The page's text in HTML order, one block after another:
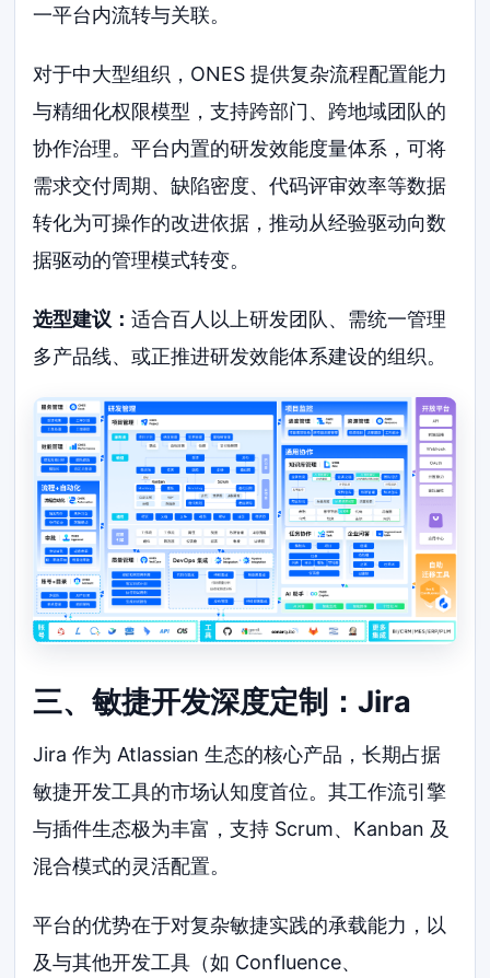
一平台内流转与关联。
对于中大型组织，ONES 提供复杂流程配置能力
与精细化权限模型，支持跨部门、跨地域团队的
协作治理。平台内置的研发效能度量体系，可将
需求交付周期、缺陷密度、代码评审效率等数据
转化为可操作的改进依据，推动从经验驱动向数
据驱动的管理模式转变。
选型建议：适合百人以上研发团队、需统一管理
多产品线、或正推进研发效能体系建设的组织。
三、敏捷开发深度定制：Jira
Jira 作为 Atlassian 生态的核心产品，长期占据
敏捷开发工具的市场认知度首位。其工作流引擎
与插件生态极为丰富，支持 Scrum、Kanban 及
混合模式的灵活配置。
平台的优势在于对复杂敏捷实践的承载能力，以
及与其他开发工具（如 Confluence、